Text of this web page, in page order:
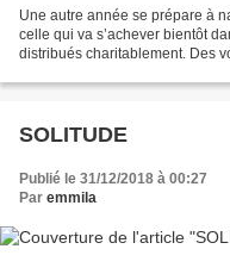
Une autre année se prépare à
celle qui va s’achever bientôt
distribués charitablement. Des
SOLITUDE
Publié le 31/12/2018 à 00:27
Par emmila